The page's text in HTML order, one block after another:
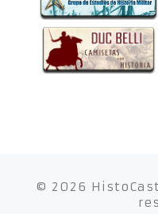
© 2026 HistoCast